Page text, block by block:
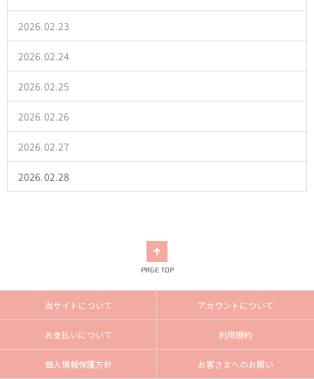
2026.02.23
2026.02.24
2026.02.25
2026.02.26
2026.02.27
2026.02.28
PAGE TOP
当サイトについて アカウントについて
お支払いについて 利用規約
個人情報保護方針 お客さまへのお願い